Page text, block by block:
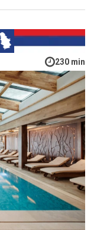
230 min